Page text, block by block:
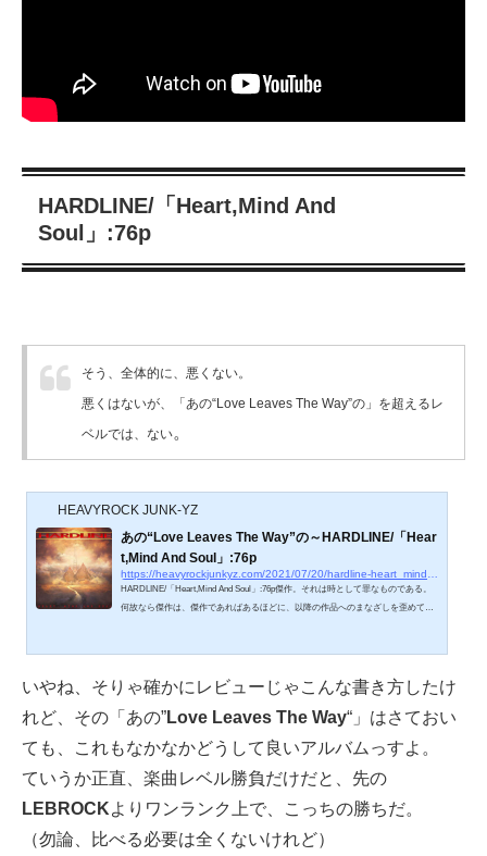
HARDLINE/「Heart,Mind And
Soul」:76p
そう、全体的に、悪くない。
悪くはないが、「あの“Love Leaves The Way”の」を超えるレ
ベルでは、ない。
HEAVYROCK JUNK-YZ
あの“Love Leaves The Way”の～HARDLINE/「Hear
t,Mind And Soul」:76p
HARDLINE/「Heart,Mind And Soul」:76p傑作。それは時として罪なものである。
何故なら傑作は、傑作であればあるほどに、以降の作品へのまなざしを歪めてし
の方向性を規定する枷となってしまう。そうやって、受け手や作者を過去の傑作
に向き合わせる力を、暴力を孕んでいる。かように傑作というのは、時...
いやね、そりゃ確かにレビューじゃこんな書き方したけ
れど、その「あの”Love Leaves The Way“」はさておい
ても、これもなかなかどうして良いアルバムっすよ。
ていうか正直、楽曲レベル勝負だけだと、先の
LEBROCKよりワンランク上で、こっちの勝ちだ。
（勿論、比べる必要は全くないけれど）